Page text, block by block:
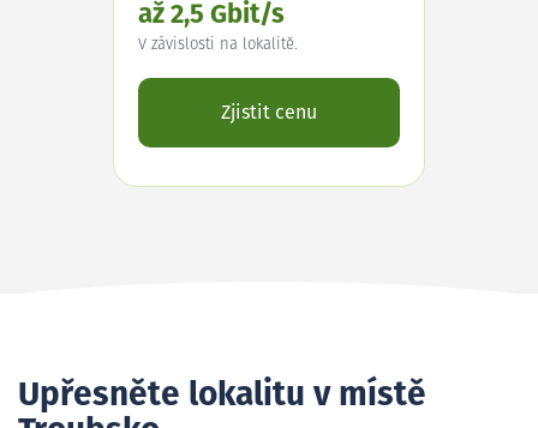
až 2,5 Gbit/s
V závislosti na lokalitě.
Zjistit cenu
Upřesněte lokalitu v místě